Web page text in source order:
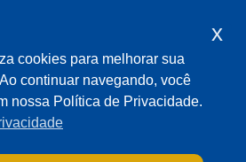
mandato
cookies para melhorar sua
continuar navegando, você
nossa Política de Privacidade.
x